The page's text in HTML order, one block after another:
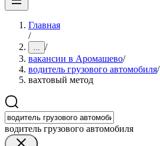
Главная
/
... /
вакансии в Аромашево/
водитель грузового автомобиля/
вахтовый метод
водитель грузового автомобиля